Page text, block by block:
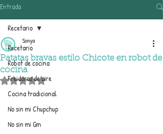
Entrada
Recetario
Robot de cocina
Freidoras de aire
Cocina tradicional
No sin mi Chupchup
No sin mi Gm
Recetario
Patatas bravas estilo Chicote en robot de
cocina
Sonya
Obtuvo NaN de 5 estrellas.